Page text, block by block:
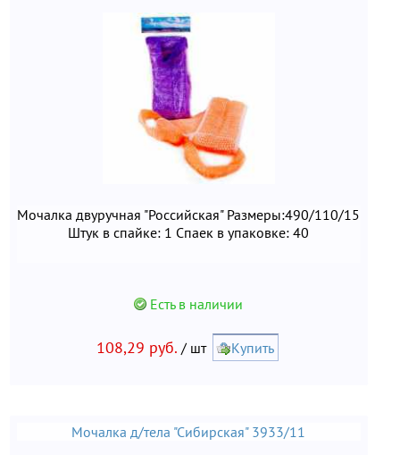
Мочалка двуручная "Российская" Размеры:490/110/15
Штук в спайке: 1 Спаек в упаковке: 40
Есть в наличии
108,29 руб. / шт Купить
Мочалка д/тела "Сибирская" 3933/11